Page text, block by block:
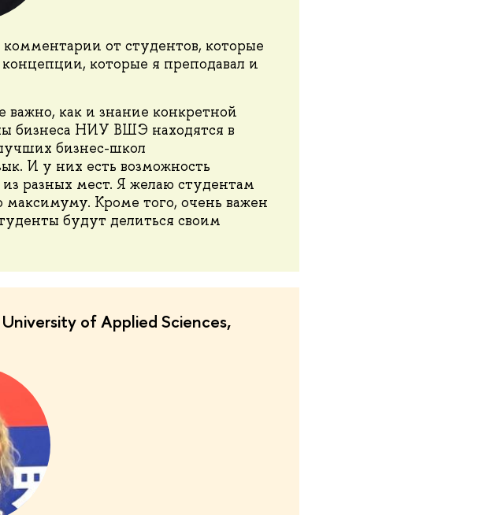
от студентов, которые
которые я преподавал и
как и знание конкретной
бизнеса НИУ ВШЭ находятся в
бизнес-школ
И у них есть возможность
разных мест. Я желаю студентам
максимуму. Кроме того, очень важен
будут делиться своим
of Applied Sciences,